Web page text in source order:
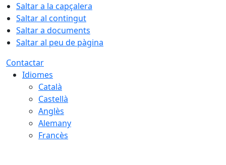
Saltar a la capçalera
Saltar al contingut
Saltar a documents
Saltar al peu de pàgina
Contactar
Idiomes
Català
Castellà
Anglès
Alemany
Francès